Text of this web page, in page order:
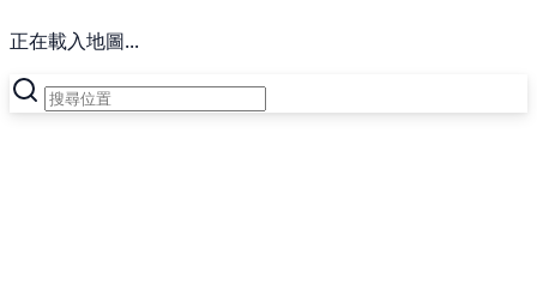
正在載入地圖...